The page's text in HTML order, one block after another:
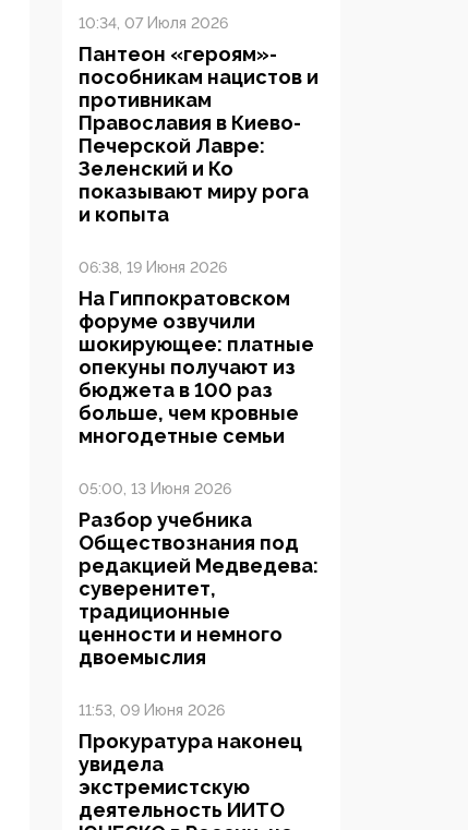
10:34, 07 Июля 2026
Пантеон «героям»-
пособникам нацистов и
противникам
Православия в Киево-
Печерской Лавре:
Зеленский и Ко
показывают миру рога
и копыта
06:38, 19 Июня 2026
На Гиппократовском
форуме озвучили
шокирующее: платные
опекуны получают из
бюджета в 100 раз
больше, чем кровные
многодетные семьи
05:00, 13 Июня 2026
Разбор учебника
Обществознания под
редакцией Медведева:
суверенитет,
традиционные
ценности и немного
двоемыслия
11:53, 09 Июня 2026
Прокуратура наконец
увидела
экстремистскую
деятельность ИИТО